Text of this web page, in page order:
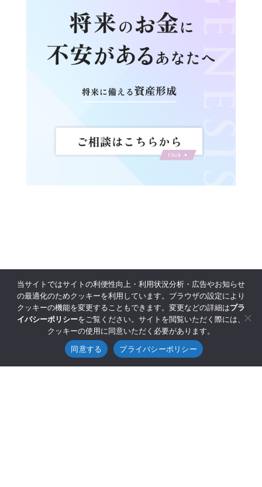
当サイトではサイトの利便性向上・利用状況分析・広告やお知らせ
の最適化のためクッキーを利用しています。ブラウザの設定により
クッキーの機能を変更することもできます。変更などの詳細はプラ
イバシーポリシーをご覧ください。サイトを閲覧いただく際には、
クッキーの使用に同意いただく必要があります。
同意する
プライバシーポリシー